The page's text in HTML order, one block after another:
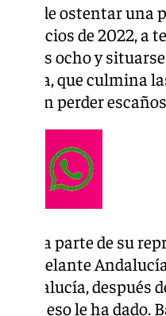
de ostentar
comicios de 2022, a
los ocho y
que culmina
sin perder
parte de su
de Adelante
Andalucía, después
para eso le ha dado.